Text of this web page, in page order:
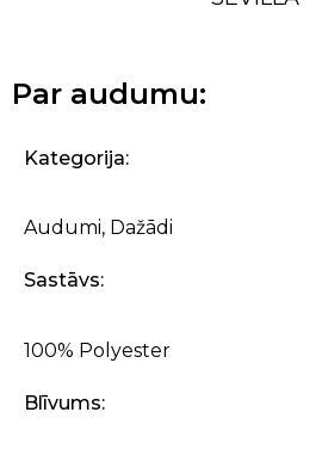
Par audumu:
Kategorija:
Audumi, Dažādi
Sastāvs:
100% Polyester
Blīvums: